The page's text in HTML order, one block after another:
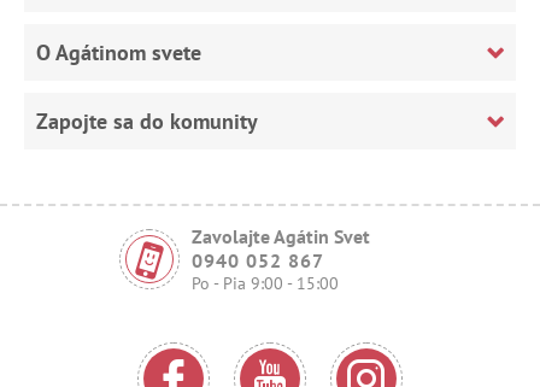
O Agátinom svete
Zapojte sa do komunity
Zavolajte Agátin Svet
0940 052 867
Po - Pia 9:00 - 15:00